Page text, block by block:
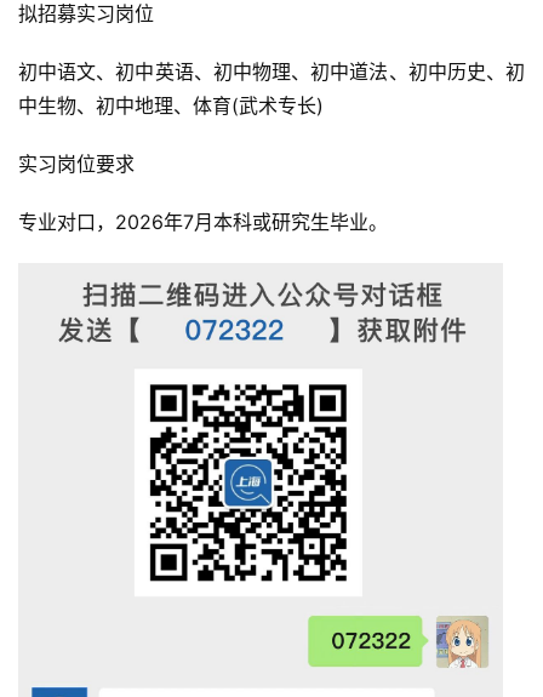
拟招募实习岗位
初中语文、初中英语、初中物理、初中道法、初中历史、初
中生物、初中地理、体育(武术专长)
实习岗位要求
专业对口，2026年7月本科或研究生毕业。